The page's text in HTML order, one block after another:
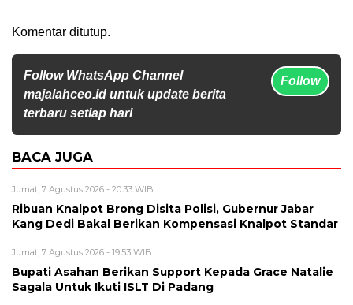
Komentar ditutup.
Follow WhatsApp Channel
majalahceo.id untuk update berita
terbaru setiap hari
Follow
BACA JUGA
Jumat, 7 Agustus 2026 - 20:33 WIB
Ribuan Knalpot Brong Disita Polisi, Gubernur Jabar
Kang Dedi Bakal Berikan Kompensasi Knalpot Standar
Jumat, 7 Agustus 2026 - 19:53 WIB
Bupati Asahan Berikan Support Kepada Grace Natalie
Sagala Untuk Ikuti ISLT Di Padang